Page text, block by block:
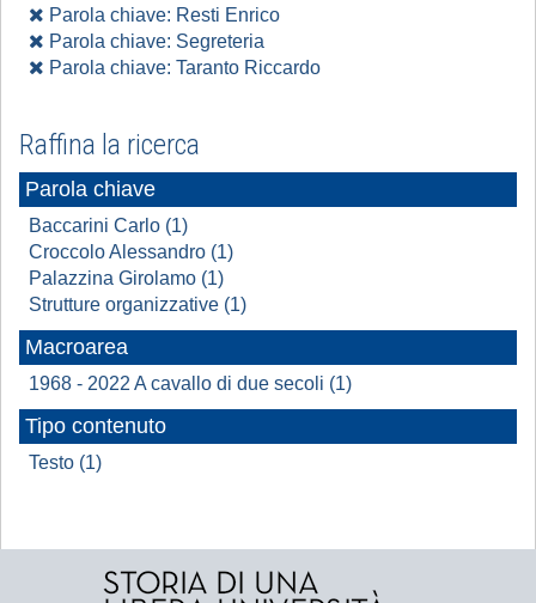
Parola chiave: Resti Enrico
Parola chiave: Segreteria
Parola chiave: Taranto Riccardo
Raffina la ricerca
Parola chiave
Baccarini Carlo (1)
Croccolo Alessandro (1)
Palazzina Girolamo (1)
Strutture organizzative (1)
Macroarea
1968 - 2022 A cavallo di due secoli (1)
Tipo contenuto
Testo (1)